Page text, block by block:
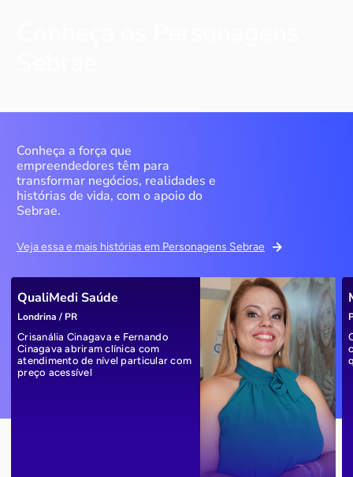
Conheça a força que
empreendedores têm para
transformar negócios, realidades e
histórias de vida, com o apoio do
Sebrae.
Veja essa e mais histórias em Personagens Sebrae
QualiMedi Saúde
Londrina / PR
Crisanália Cinagava e Fernando
Cinagava abriram clínica com
atendimento de nível particular com
preço acessível